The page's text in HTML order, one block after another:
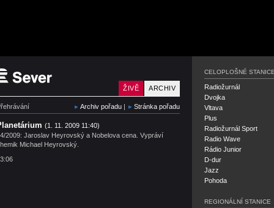
Český rozhlas Sever
ARCHIV
ŽIVĚ
Archiv pořadu | Stránka pořadu
(1. 11. 2009 11:40)
2009: Jaroslav Heyrovský a Nobelova cena. Vypráví
Michael Heyrovský.
CELOPLOŠNÉ
Radiožurnál
Dvojka
Vltava
Plus
Radiožurnál Sport
Radio Wave
Rádio Junior
D-dur
Jazz
Pohoda
REGIONÁLNÍ STANICE